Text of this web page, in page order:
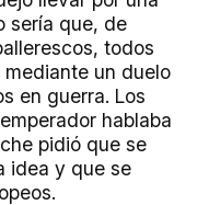
sería que, de
todos
un duelo
en guerra. Los
hablaba
pidió que se
idea y que se